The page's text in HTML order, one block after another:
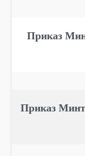
Приказ
Приказ